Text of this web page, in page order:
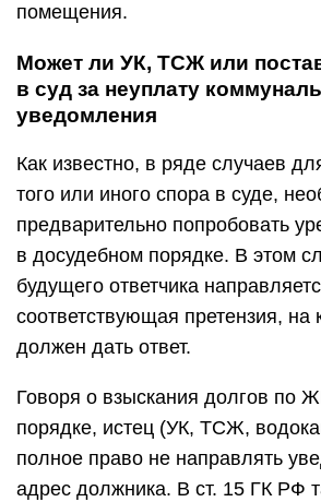
помещения.
Может ли УК, ТСЖ или
в суд за неуплату
уведомления
Как известно, в ряде случаев
того или иного спора в суде,
предварительно попробовать
в досудебном порядке. В этом
будущего ответчика
соответствующая претензия, на
должен дать ответ.
Говоря о взыскания долгов по
порядке, истец (УК, ТСЖ,
полное право не направлять
адрес должника. В ст. 15 ГК РФ